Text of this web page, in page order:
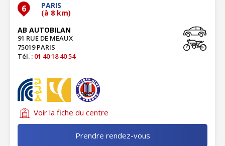
6 PARIS
(à 8 km)
AB AUTOBILAN
91 RUE DE MEAUX
75019 PARIS
Tél. : 01 40 18 40 54
Voir la fiche du centre
Prendre rendez-vous